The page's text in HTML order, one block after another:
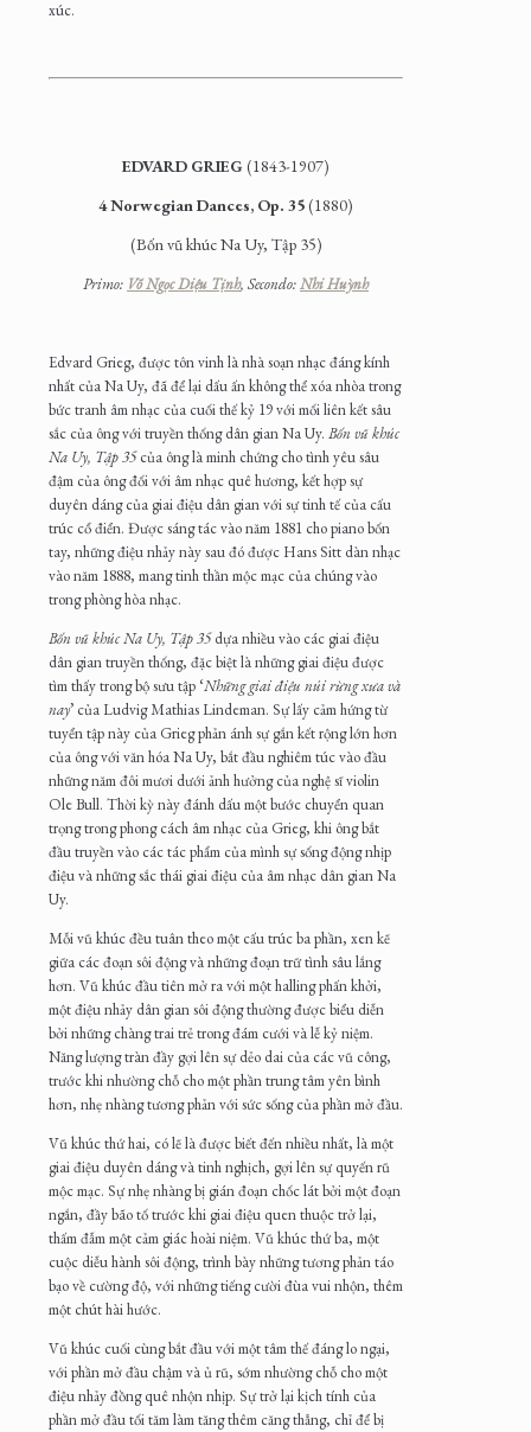
xúc.
EDVARD GRIEG (1843-1907)
4 Norwegian Dances, Op. 35(1880)
(Bốn vũ khúc Na Uy, Tập 35)
Primo: Võ Ngọc Diệu Tịnh, Secondo:Nhi Huỳnh
Edvard Grieg, được tôn vinh là nhà soạn nhạc đáng kính
nhất của Na Uy, đã để lại dấu ấn không thể xóa nhòa trong
bức tranh âm nhạc của cuối thế kỷ 19 với mối liên kết sâu
sắc của ông với truyền thống dân gian Na Uy. Bốn vũ khúc
Na Uy, Tập 35của ông là minh chứng cho tình yêu sâu
đậm của ông đối với âm nhạc quê hương, kết hợp sự
duyên dáng của giai điệu dân gian với sự tinh tế của cấu
trúc cổ điển. Được sáng tác vào năm 1881 cho piano bốn
tay, những điệu nhảy này sau đó được Hans Sitt dàn nhạc
vào năm 1888, mang tinh thần mộc mạc của chúng vào
trong phòng hòa nhạc.
Bốn vũ khúc Na Uy, Tập 35dựa nhiều vào các giai điệu
dân gian truyền thống, đặc biệt là những giai điệu được
tìm thấy trong bộ sưu tập ‘Những giai điệu núi rừng xưa và
nay’ của Ludvig Mathias Lindeman. Sự lấy cảm hứng từ
tuyển tập này của Grieg phản ánh sự gắn kết rộng lớn hơn
của ông với văn hóa Na Uy, bắt đầu nghiêm túc vào đầu
những năm đôi mươi dưới ảnh hưởng của nghệ sĩ violin
Ole Bull. Thời kỳ này đánh dấu một bước chuyển quan
trọng trong phong cách âm nhạc của Grieg, khi ông bắt
đầu truyền vào các tác phẩm của mình sự sống động nhịp
điệu và những sắc thái giai điệu của âm nhạc dân gian Na
Uy.
Mỗi vũ khúc đều tuân theo một cấu trúc ba phần, xen kẽ
giữa các đoạn sôi động và những đoạn trữ tình sâu lắng
hơn. Vũ khúc đầu tiên mở ra với một halling phấn khởi,
một điệu nhảy dân gian sôi động thường được biểu diễn
bởi những chàng trai trẻ trong đám cưới và lễ kỷ niệm.
Năng lượng tràn đầy gợi lên sự dẻo dai của các vũ công,
trước khi nhường chỗ cho một phần trung tâm yên bình
hơn, nhẹ nhàng tương phản với sức sống của phần mở đầu.
Vũ khúc thứ hai, có lẽ là được biết đến nhiều nhất, là một
giai điệu duyên dáng và tinh nghịch, gợi lên sự quyến rũ
mộc mạc. Sự nhẹ nhàng bị gián đoạn chốc lát bởi một đoạn
ngắn, đầy bão tố trước khi giai điệu quen thuộc trở lại,
thấm đẫm một cảm giác hoài niệm. Vũ khúc thứ ba, một
cuộc diễu hành sôi động, trình bày những tương phản táo
bạo về cường độ, với những tiếng cười đùa vui nhộn, thêm
một chút hài hước.
Vũ khúc cuối cùng bắt đầu với một tâm thế đáng lo ngại,
với phần mở đầu chậm và ủ rũ, sớm nhường chỗ cho một
điệu nhảy đồng quê nhộn nhịp. Sự trở lại kịch tính của
phần mở đầu tối tăm làm tăng thêm căng thẳng, chỉ để bị